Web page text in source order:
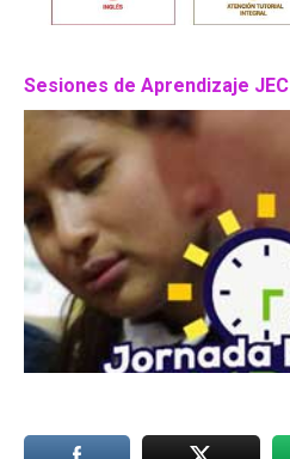
Sesiones de Aprendizaje JEC